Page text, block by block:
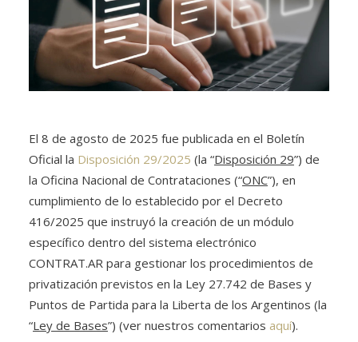
El 8 de agosto de 2025 fue publicada en el Boletín
Oficial la Disposición 29/2025 (la “Disposición 29”) de
la Oficina Nacional de Contrataciones (“ONC”), en
cumplimiento de lo establecido por el Decreto
416/2025 que instruyó la creación de un módulo
específico dentro del sistema electrónico
CONTRAT.AR para gestionar los procedimientos de
privatización previstos en la Ley 27.742 de Bases y
Puntos de Partida para la Liberta de los Argentinos (la
“Ley de Bases”) (ver nuestros comentarios aquí).